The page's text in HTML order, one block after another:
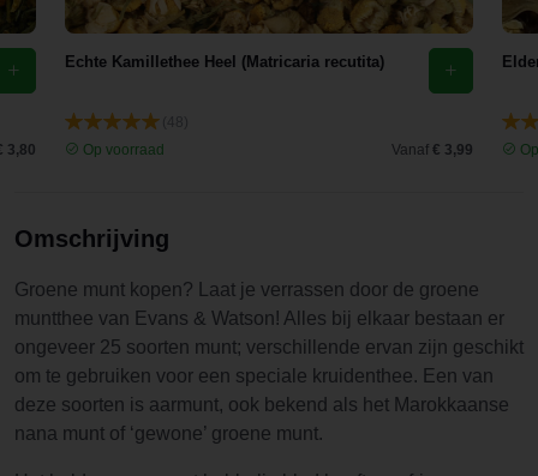
3,80
Echte Kamillethee Heel (Matricaria recutita)
Op voorraad
Vanaf € 3,99
Omschrijving
Groene munt kopen? Laat je verrassen door de groene
muntthee van Evans & Watson! Alles bij elkaar bestaan er
ongeveer 25 soorten munt; verschillende ervan zijn geschikt
om te gebruiken voor een speciale kruidenthee. Een van
deze soorten is aarmunt, ook bekend als het Marokkaanse
nana munt of ‘gewone’ groene munt.